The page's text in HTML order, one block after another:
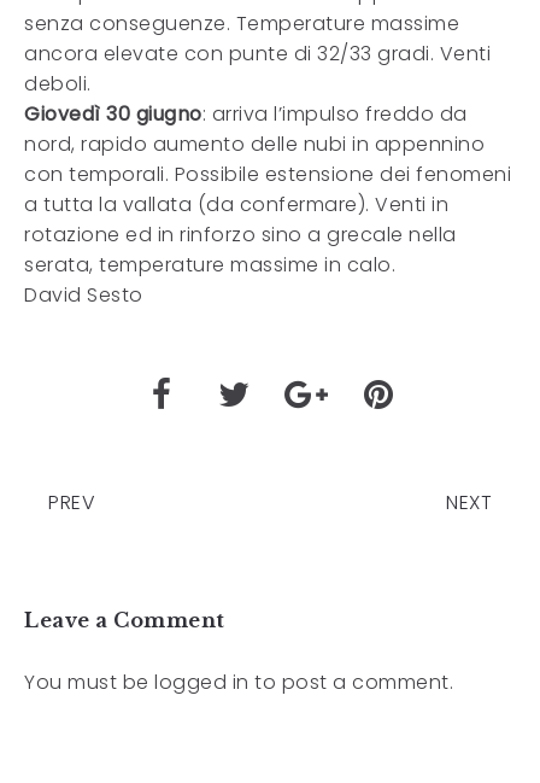
senza conseguenze. Temperature massime
ancora elevate con punte di 32/33 gradi. Venti
deboli.
Giovedì 30 giugno: arriva l’impulso freddo da
nord, rapido aumento delle nubi in appennino
con temporali. Possibile estensione dei fenomeni
a tutta la vallata (da confermare). Venti in
rotazione ed in rinforzo sino a grecale nella
serata, temperature massime in calo.
David Sesto
PREV NEXT
Leave a Comment
You must be logged in to post a comment.